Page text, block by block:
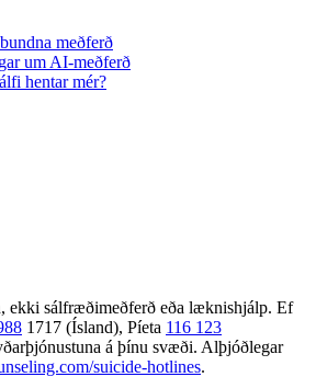
meðferð
um AI-meðferð
hentar mér?
ekki sálfræðimeðferð eða læknishjálp. Ef
1717 (Ísland), Píeta 116 123
á þínu svæði. Alþjóðlegar
suicide-hotlines.